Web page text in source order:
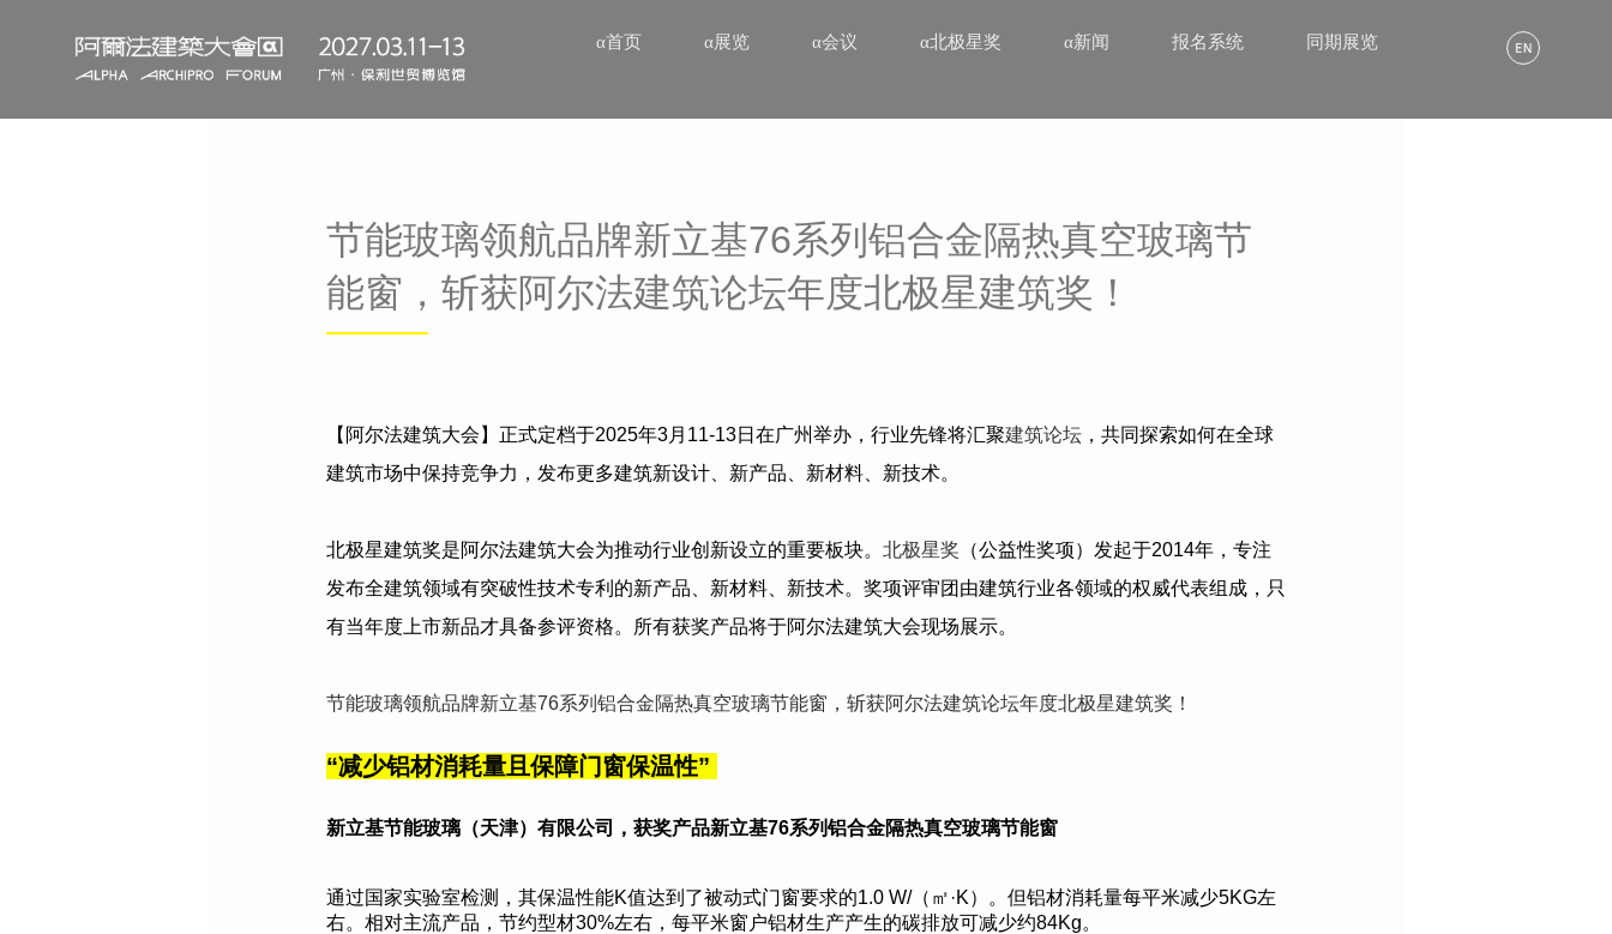
α首页 α展览 α会议 α北极星奖 α新闻 报名系统 同期展览
节能玻璃领航品牌新立基76系列铝合金隔热真空玻璃节
能窗，斩获阿尔法建筑论坛年度北极星建筑奖！
【阿尔法建筑大会】正式定档于2025年3月 11-13日在广州举办，行业先锋将汇聚建筑论坛 ，共同探索如何在全球
建筑市场中保持竞争力，发布更多建筑新设计、新产品、新材料、新技术。
北极星建筑奖是阿尔法建筑大会为推动行业创新设立的重要板块。 北极星奖 （公益性奖项）发起于2014年，专注
发布全建筑领域有突破性技术专利的新产品、新材料、新技术。奖项评审团由建筑行业各领域的权威代表组成，只
有当年度上市新品才具备参评资格。所有获奖产品将于阿尔法建筑大会现场展示。
节能玻璃领航品牌新立基76系列铝合金隔热真空玻璃节能窗，斩获阿尔法建筑论坛年度北极星建筑奖！
“减少铝材消耗量且保障门窗保温性”
新立基节能玻璃（天津）有限公司 ，获奖产品新立基76系列铝合金隔热真空玻璃节能窗
通过国家实验室检测，其保温性能K值达到了被动式门窗要求的1.0 W/（㎡·K）。但铝材消耗量每平米减少5KG左
右。相对主流产品，节约型材30%左右，每平米窗户铝材生产产生的碳排放可减少约84Kg。